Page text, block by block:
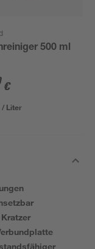
500 ml
€
/ Liter